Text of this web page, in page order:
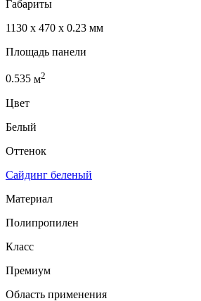
Габариты
1130 x 470 x 0.23 мм
Площадь панели
0.535 м2
Цвет
Белый
Оттенок
Сайдинг беленый
Материал
Полипропилен
Класс
Премиум
Область применения